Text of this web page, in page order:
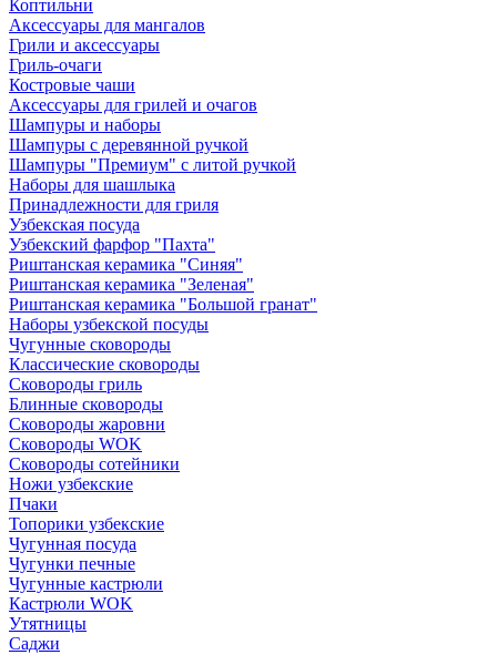
Коптильни
Аксессуары для мангалов
Грили и аксессуары
Гриль-очаги
Костровые чаши
Аксессуары для грилей и очагов
Шампуры и наборы
Шампуры с деревянной ручкой
Шампуры "Премиум" с литой ручкой
Наборы для шашлыка
Принадлежности для гриля
Узбекская посуда
Узбекский фарфор "Пахта"
Риштанская керамика "Синяя"
Риштанская керамика "Зеленая"
Риштанская керамика "Большой гранат"
Наборы узбекской посуды
Чугунные сковороды
Классические сковороды
Сковороды гриль
Блинные сковороды
Сковороды жаровни
Сковороды WOK
Сковороды сотейники
Ножи узбекские
Пчаки
Топорики узбекские
Чугунная посуда
Чугунки печные
Чугунные кастрюли
Кастрюли WOK
Утятницы
Саджи